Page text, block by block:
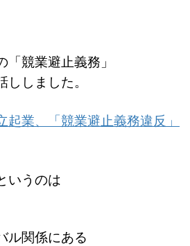
競業避止義務」
しました。
業、「競業避止義務違反」
いうのは
ル関係にある